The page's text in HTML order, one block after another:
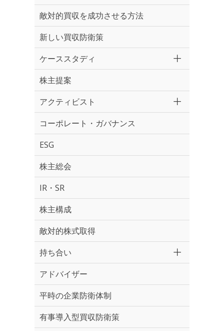
敵対的買収を成功させる方法
新しい買収防衛策
ケーススタディ
株主提案
アクティビスト
コーポレート・ガバナンス
ESG
株主総会
IR・SR
株主構成
敵対的株式取得
持ち合い
アドバイザー
平時の企業防衛体制
有事導入型買収防衛策